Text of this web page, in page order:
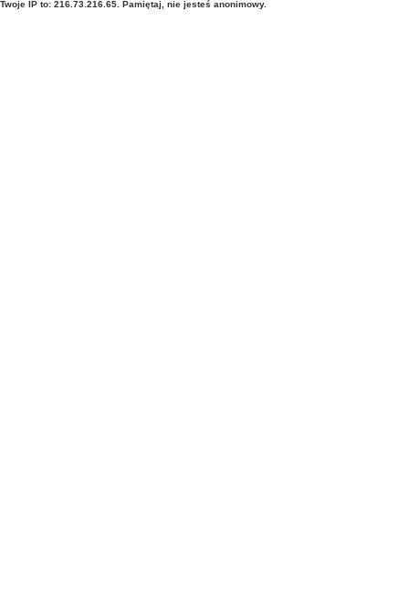
Twoje IP to: 216.73.216.65. Pamiętaj, nie jesteś anonimowy.